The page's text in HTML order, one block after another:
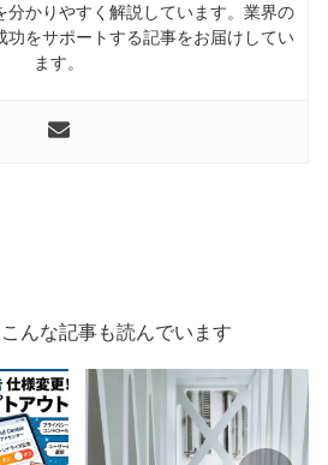
分かりやすく解説しています。業界の
功をサポートする記事をお届けしてい
ます。
んな記事も読んでいます